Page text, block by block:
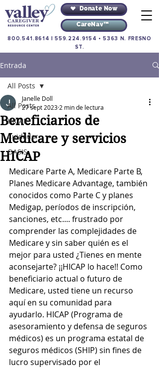
Donate Now
CareNav™
800.541.8614 |559.224.9154 •5363 N. FRESNO
ST.
Entrada
All Posts
HICAP
Cuidador
OASIS
All Posts
Beneficiarios de
Medicare y servicios
HICAP
Janelle Doll
27 sept 2023 2 min de lectura
Medicare Parte A, Medicare Parte B,
Planes Medicare Advantage, también
conocidos como Parte C y planes
Medigap, períodos de inscripción,
sanciones, etc.... frustrado por
comprender las complejidades de
Medicare y sin saber quién es el
mejor para usted ¿Tienes en mente
aconsejarte? ¡¡HICAP lo hace!! Como
beneficiario actual o futuro de
Medicare, usted tiene un recurso
aquí en su comunidad para
ayudarlo. HICAP (Programa de
asesoramiento y defensa de seguros
médicos) es un programa estatal de
seguros médicos (SHIP) sin fines de
lucro supervisado por el